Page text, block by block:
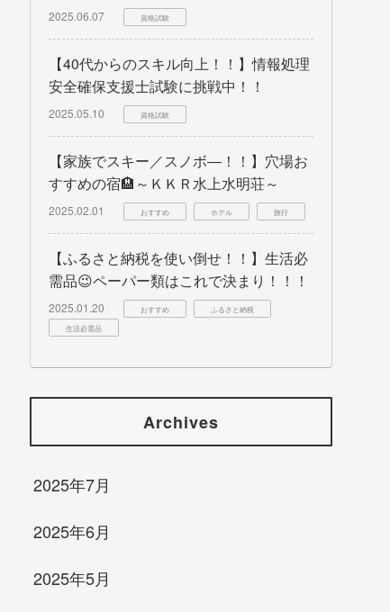
2025.06.07 資格試験
【40代からのスキル向上！！】情報処理
安全確保支援士試験に挑戦中！！
2025.05.10 資格試験
【家族でスキー／スノボ―！！】穴場お
すすめの宿🏨～ＫＫＲ水上水明荘～
2025.02.01 おすすめ ホテル 旅行
【ふるさと納税を使い倒せ！！】生活必
需品😉ペーパー類はこれで決まり！！！
2025.01.20 おすすめ
ふるさと納税
生活必需品
Archives
2025年7月
2025年6月
2025年5月